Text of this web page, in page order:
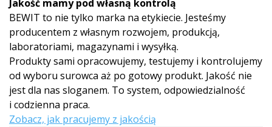
Jakość mamy pod własną kontrolą
BEWIT to nie tylko marka na etykiecie. Jesteśmy
producentem z własnym rozwojem, produkcją,
laboratoriami, magazynami i wysyłką.
Produkty sami opracowujemy, testujemy i kontrolujemy
od wyboru surowca aż po gotowy produkt. Jakość nie
jest dla nas sloganem. To system, odpowiedzialność
i codzienna praca.
Zobacz, jak pracujemy z jakością